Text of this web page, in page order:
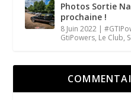
Photos Sortie
prochaine !
8 Juin 2022 |
GtiPowers, Le Club,